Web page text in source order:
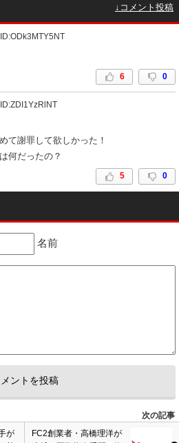
↓コメント投稿
ID:ODk3MTY5NT
6 0
ID:ZDI1YzRlNT
て謝罪して欲しかった！
何だったの？
5 0
名前
次の記事
が
FC2創業者・高橋理洋が